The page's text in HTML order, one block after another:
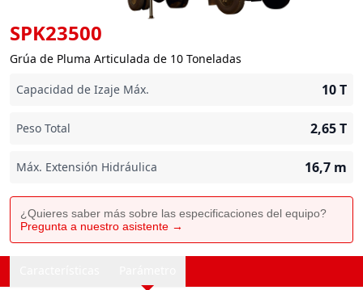
SPK23500
Grúa de Pluma Articulada de 10 Toneladas
Capacidad de Izaje Máx.
10T
Peso Total 2,65T
Máx. Extensión Hidráulica 16,7 m
¿Quieres saber más sobre las especificaciones del equipo?
Pregunta a nuestro asistente →